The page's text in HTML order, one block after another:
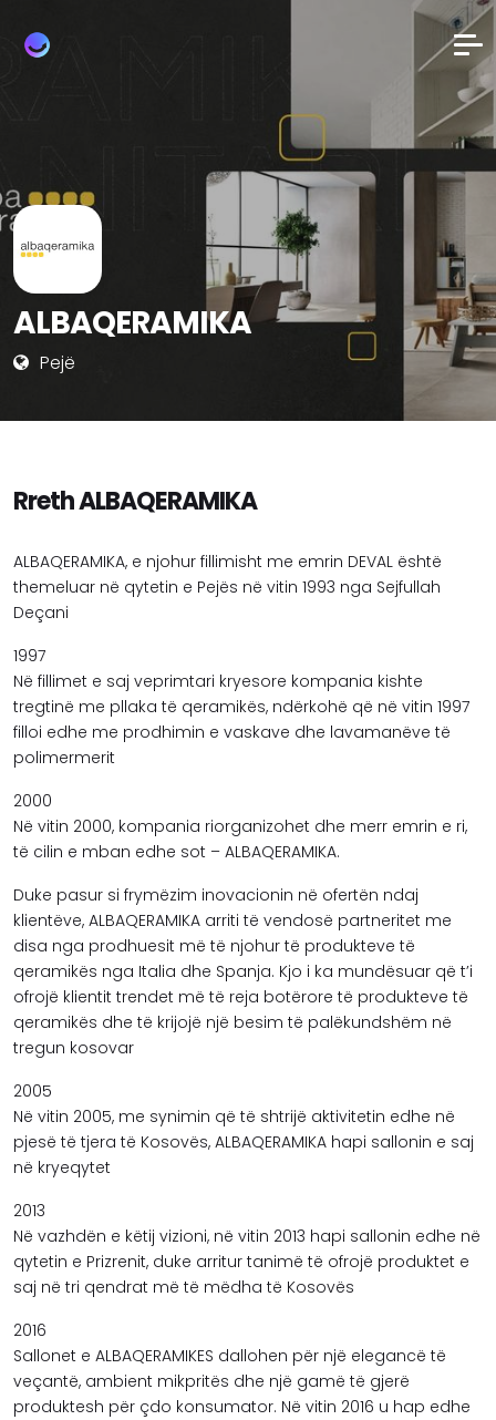
ALBAQERAMIKA
Pejë
Rreth ALBAQERAMIKA
ALBAQERAMIKA, e njohur fillimisht me emrin DEVAL është
themeluar në qytetin e Pejës në vitin 1993 nga Sejfullah
Deçani
1997
Në fillimet e saj veprimtari kryesore kompania kishte
tregtinë me pllaka të qeramikës, ndërkohë që në vitin 1997
filloi edhe me prodhimin e vaskave dhe lavamanëve të
polimermerit
2000
Në vitin 2000, kompania riorganizohet dhe merr emrin e ri,
të cilin e mban edhe sot – ALBAQERAMIKA.
Duke pasur si frymëzim inovacionin në ofertën ndaj
klientëve, ALBAQERAMIKA arriti të vendosë partneritet me
disa nga prodhuesit më të njohur të produkteve të
qeramikës nga Italia dhe Spanja. Kjo i ka mundësuar që t’i
ofrojë klientit trendet më të reja botërore të produkteve të
qeramikës dhe të krijojë një besim të palëkundshëm në
tregun kosovar
2005
Në vitin 2005, me synimin që të shtrijë aktivitetin edhe në
pjesë të tjera të Kosovës, ALBAQERAMIKA hapi sallonin e saj
në kryeqytet
2013
Në vazhdën e këtij vizioni, në vitin 2013 hapi sallonin edhe në
qytetin e Prizrenit, duke arritur tanimë të ofrojë produktet e
saj në tri qendrat më të mëdha të Kosovës
2016
Sallonet e ALBAQERAMIKES dallohen për një elegancë të
veçantë, ambient mikpritës dhe një gamë të gjerë
produktesh për çdo konsumator. Në vitin 2016 u hap edhe